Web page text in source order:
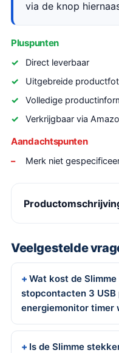
via de knop
Pluspunten
Direct leverbaar
Uitgebreide
Volledige
Verkrijgbaar via
Aandachtspunten
Merk niet
Veelgestelde
Wat kost de
stopcontacten 3
energiemonitor timer
Is de Slimme